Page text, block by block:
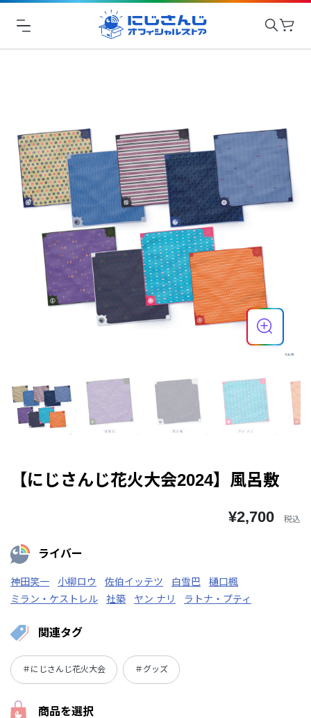
【にじさんじ花火大会2024】風呂敷
¥2,700 税込
ライバー
神田笑一 小柳ロウ 佐伯イッテツ 白雪巴
樋口楓
ミラン・ケストレル
社築 ヤン ナリ ラトナ・プティ
関連タグ
＃にじさんじ花火大会 ＃グッズ
商品を選択